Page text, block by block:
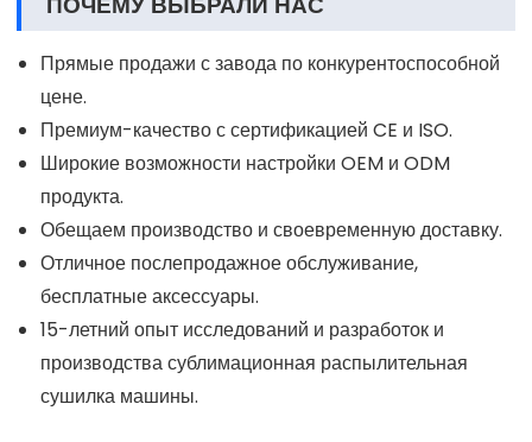
Прямые продажи с завода по конкурентоспособной
цене.
Премиум-качество с сертификацией CE и ISO.
Широкие возможности настройки OEM и ODM
продукта.
Обещаем производство и своевременную доставку.
Отличное послепродажное обслуживание,
бесплатные аксессуары.
15-летний опыт исследований и разработок и
производства сублимационная распылительная
сушилка машины.